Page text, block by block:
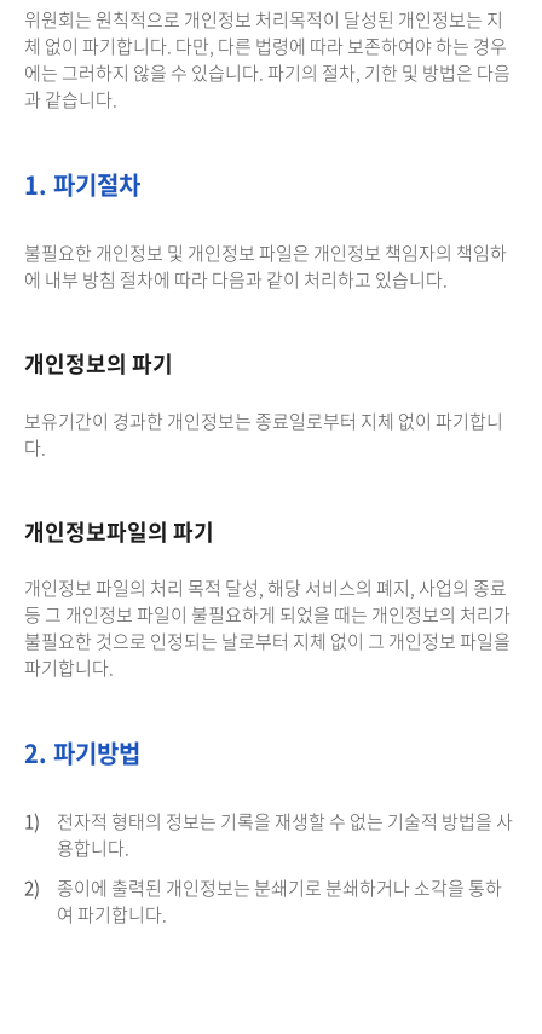
위원회는 원칙적으로 개인정보 처리목적이 달성된 개인정보는 지
체 없이 파기합니다. 다만, 다른 법령에 따라 보존하여야 하는 경우
에는 그러하지 않을 수 있습니다. 파기의 절차, 기한 및 방법은 다음
과 같습니다.
1. 파기절차
불필요한 개인정보 및 개인정보 파일은 개인정보 책임자의 책임하
에 내부 방침 절차에 따라 다음과 같이 처리하고 있습니다.
개인정보의 파기
보유기간이 경과한 개인정보는 종료일로부터 지체 없이 파기합니
다.
개인정보파일의 파기
개인정보 파일의 처리 목적 달성, 해당 서비스의 폐지, 사업의 종료
등 그 개인정보 파일이 불필요하게 되었을 때는 개인정보의 처리가
불필요한 것으로 인정되는 날로부터 지체 없이 그 개인정보 파일을
파기합니다.
2. 파기방법
1)
전자적 형태의 정보는 기록을 재생할 수 없는 기술적 방법을 사
용합니다.
2)
종이에 출력된 개인정보는 분쇄기로 분쇄하거나 소각을 통하
여 파기합니다.